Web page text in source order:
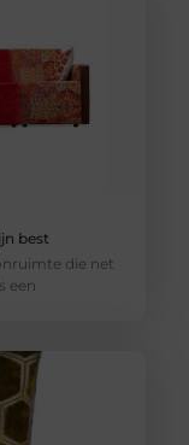
best
die net
een